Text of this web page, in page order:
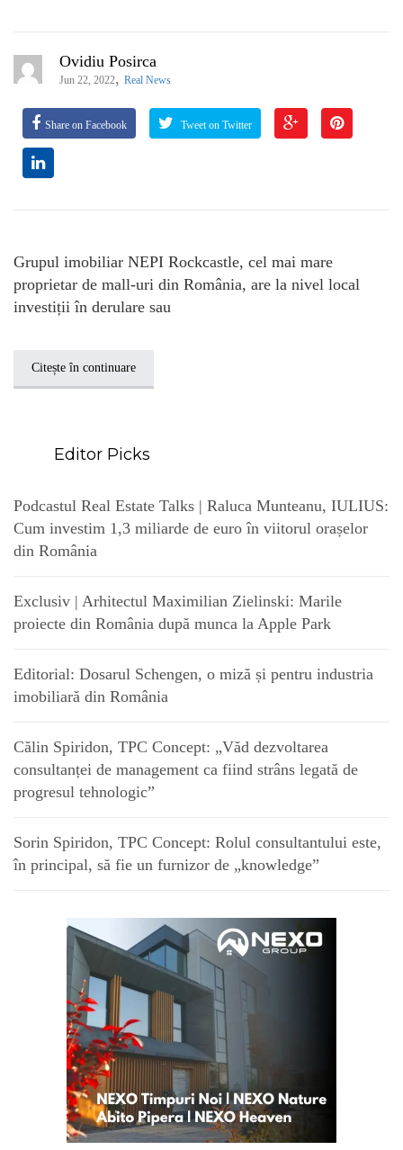
Ovidiu Posirca
Jun 22, 2022, Real News
Share on Facebook Tweet on Twitter
Grupul imobiliar NEPI Rockcastle, cel mai mare
proprietar de mall-uri din România, are la nivel local
investiții în derulare sau
Citește în continuare
Editor Picks
Podcastul Real Estate Talks | Raluca Munteanu, IULIUS:
Cum investim 1,3 miliarde de euro în viitorul orașelor
din România
Exclusiv | Arhitectul Maximilian Zielinski: Marile
proiecte din România după munca la Apple Park
Editorial: Dosarul Schengen, o miză și pentru industria
imobiliară din România
Călin Spiridon, TPC Concept: „Văd dezvoltarea
consultanței de management ca fiind strâns legată de
progresul tehnologic”
Sorin Spiridon, TPC Concept: Rolul consultantului este,
în principal, să fie un furnizor de „knowledge”